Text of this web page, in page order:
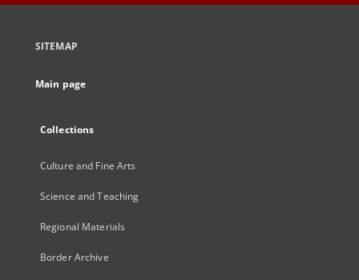
SITEMAP
Main page
Collections
Culture and Fine Arts
Science and Teaching
Regional Materials
Border Archive